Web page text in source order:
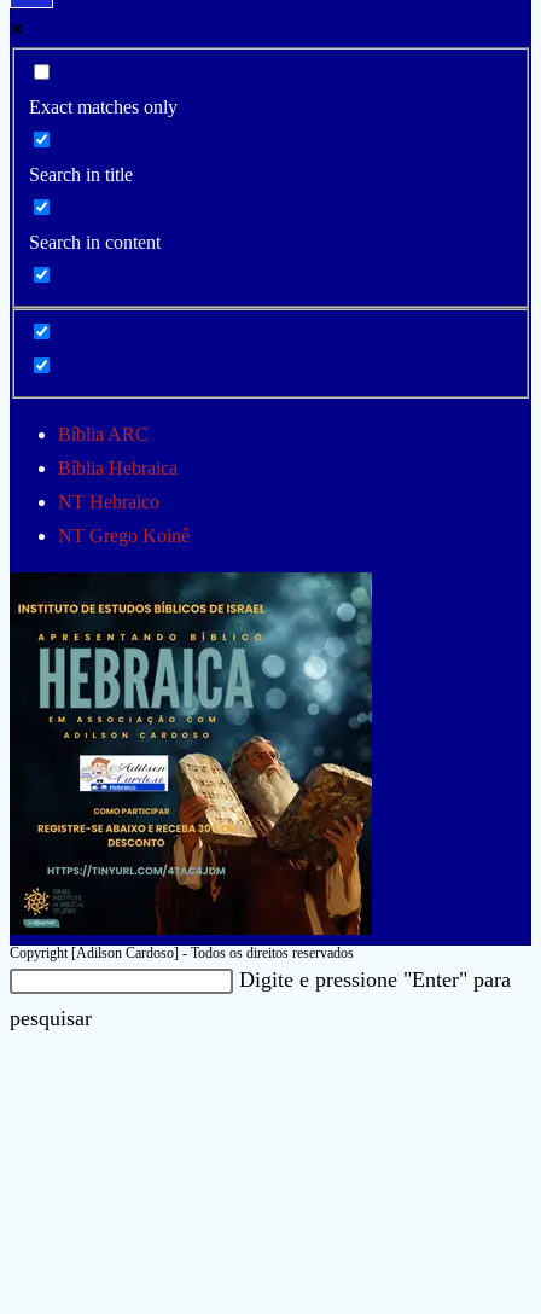
Exact matches only
Search in title
Search in content
Bíblia ARC
Bíblia Hebraica
NT Hebraico
NT Grego Koinê
Copyright [Adilson Cardoso] - Todos os direitos reservados
Pesquisar
neste
Digite e pressione "Enter" para
pesquisarPressione